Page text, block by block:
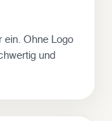
ein. Ohne Logo
und